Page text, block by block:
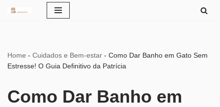
Home - Cuidados e Bem-estar - Como Dar Banho em Gato Sem
Estresse! O Guia Definitivo da Patrícia
Como Dar Banho em